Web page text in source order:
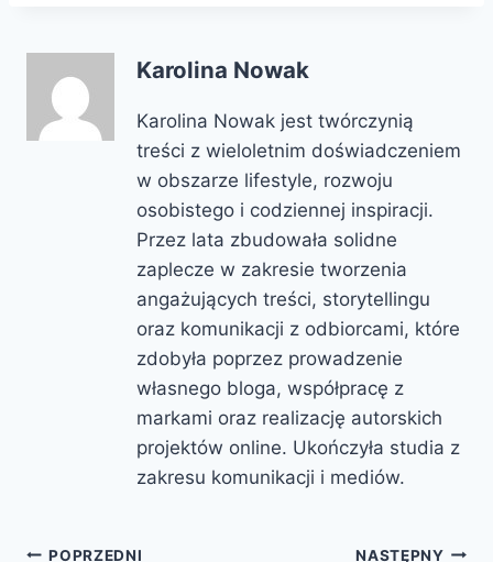
Karolina Nowak
Karolina Nowak jest twórczynią
treści z wieloletnim doświadczeniem
w obszarze lifestyle, rozwoju
osobistego i codziennej inspiracji.
Przez lata zbudowała solidne
zaplecze w zakresie tworzenia
angażujących treści, storytellingu
oraz komunikacji z odbiorcami, które
zdobyła poprzez prowadzenie
własnego bloga, współpracę z
markami oraz realizację autorskich
projektów online. Ukończyła studia z
zakresu komunikacji i mediów.
POPRZEDNI NASTĘPNY